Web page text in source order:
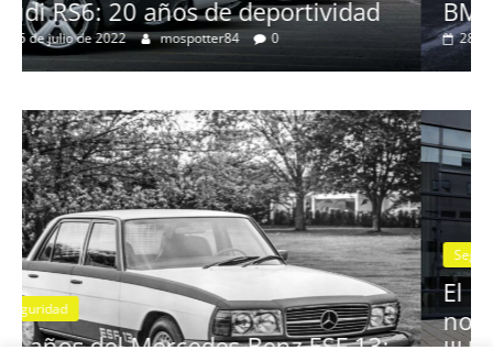
Clásicos
BMW Serie 7: lujo desde 1977
Seguridad Vídeo
El Mazda CX-5 2022 logra la